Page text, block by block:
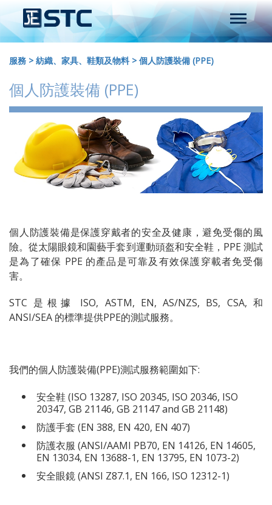
服務 > 紡織、家具、鞋類及物料 > 個人防護裝備 (PPE)
個人防護裝備 (PPE)
個人防護裝備是保護穿戴者的安全及健康，避免受傷的風
險。從太陽眼鏡和園藝手套到運動頭盔和安全鞋，PPE 測試
是為了確保 PPE 的產品是可靠及有效保護穿載者免受傷
害。
STC 是根據 ISO, ASTM, EN, AS/NZS, BS, CSA, 和
ANSI/SEA 的標準提供PPE的測試服務。
我們的個人防護裝備(PPE)測試服務範圍如下:
安全鞋 (ISO 13287, ISO 20345, ISO 20346, ISO
20347, GB 21146, GB 21147 and GB 21148)
防護手套 (EN 388, EN 420, EN 407)
防護衣服 (ANSI/AAMI PB70, EN 14126, EN 14605,
EN 13034, EN 13688-1, EN 13795, EN 1073-2)
安全眼鏡(ANSI Z87.1, EN 166, ISO 12312-1)